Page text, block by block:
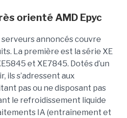
orienté AMD Epyc
annoncés couvre
La première est la série XE
et XE7845. Dotés d’un
ils s’adressent aux
pas ou ne disposant pas
le refroidissement liquide
IA (entraînement et